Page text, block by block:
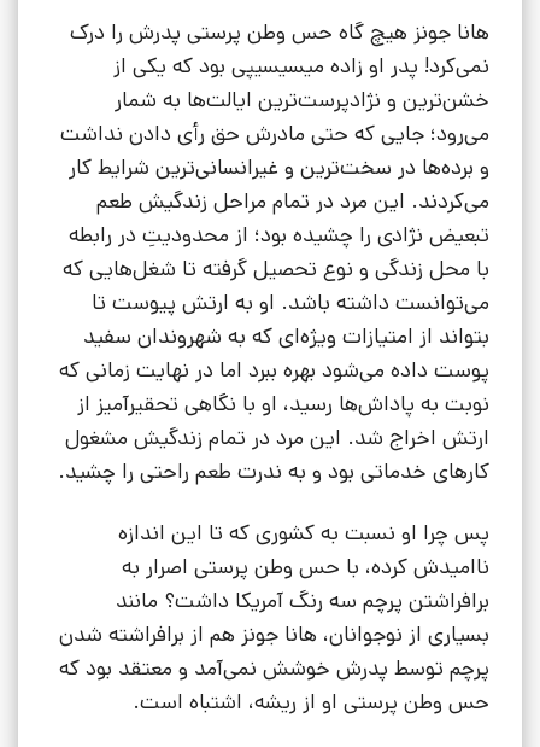
هانا جونز هیچ گاه حس وطن پرستی پدرش را درک
نمی‌کرد! پدر او زاده میسیسیپی بود که یکی از
خشن‌ترین و نژادپرست‌ترین ایالت‌ها به شمار
می‌رود؛ جایی که حتی مادرش حق رأی دادن نداشت
و برده‌ها در سخت‌ترین و غیرانسانی‌ترین شرایط کار
می‌کردند. این مرد در تمام مراحل زندگیش طعم
تبعیض نژادی را چشیده بود؛ از محدودیتِ در رابطه
با محل زندگی و نوع تحصیل گرفته تا شغل‌هایی که
می‌توانست داشته باشد. او به ارتش پیوست تا
بتواند از امتیازات ویژه‌ای که به شهروندان سفید
پوست داده می‌شود بهره ببرد اما در نهایت زمانی که
نوبت به پاداش‌ها رسید، او با نگاهی تحقیرآمیز از
ارتش اخراج شد. این مرد در تمام زندگیش مشغول
کارهای خدماتی بود و به ندرت طعم راحتی را چشید.
پس چرا او نسبت به کشوری که تا این اندازه
ناامیدش کرده، با حس وطن پرستی اصرار به
برافراشتن پرچم سه رنگ آمریکا داشت؟ مانند
بسیاری از نوجوانان، هانا جونز هم از برافراشته شدن
پرچم توسط پدرش خوشش نمی‌آمد و معتقد بود که
حس وطن پرستی او از ریشه، اشتباه است.